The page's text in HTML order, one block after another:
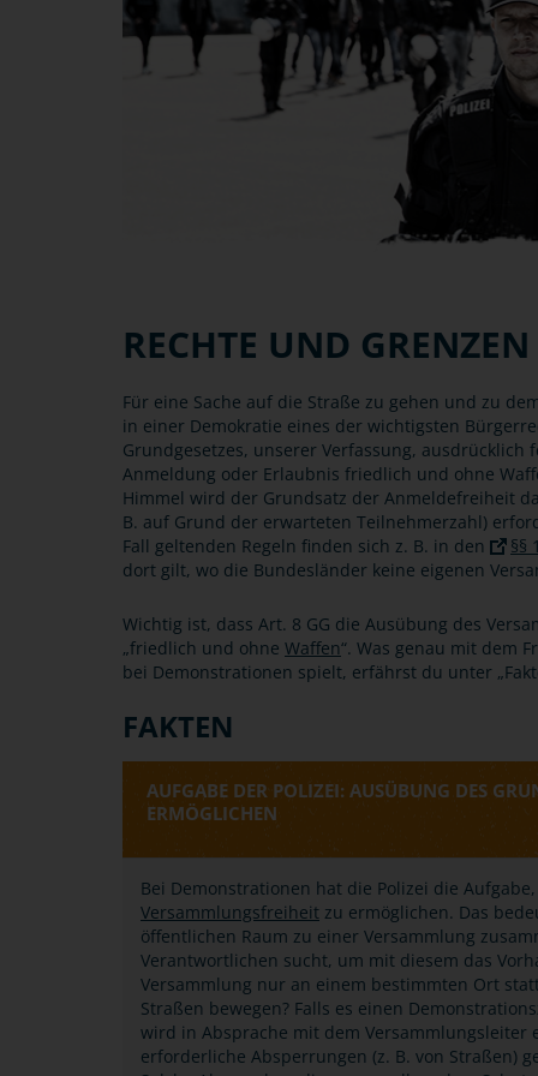
RECHTE UND
Für eine Sache auf die Straße zu gehen und zu
in einer Demokratie eines der wichtigsten
Grundgesetzes, unserer Verfassung, ausdrücklich
Anmeldung oder Erlaubnis friedlich und ohne
Himmel wird der Grundsatz der Anmeldefreiheit
B. auf Grund der erwarteten Teilnehmerzahl)
Fall geltenden Regeln finden sich z. B. in den
§§
dort gilt, wo die Bundesländer keine eigenen
Wichtig ist, dass Art. 8 GG die Ausübung des
„friedlich und ohne Waffen“. Was genau mit dem
bei Demonstrationen spielt, erfährst du unter
FAKTEN
AUFGABE DER POLIZEI: AUSÜBUNG DES
ERMÖGLICHEN
Bei Demonstrationen hat die Polizei die
Versammlungsfreiheit zu ermöglichen. Das
öffentlichen Raum zu einer Versammlung
Verantwortlichen sucht, um mit diesem das
Versammlung nur an einem bestimmten Ort
Straßen bewegen? Falls es einen
wird in Absprache mit dem Versammlungsleiter
erforderliche Absperrungen (z. B. von Straßen)